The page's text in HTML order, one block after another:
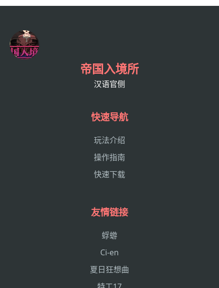
帝国入境所
汉语官侧
快速导航
玩法介绍
操作指南
快速下载
友情链接
蜉蝣
Ci-en
夏日狂想曲